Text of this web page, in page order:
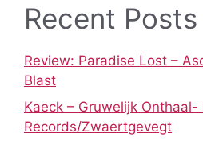
Recent Posts
Review: Paradise Lost –
Blast
Kaeck – Gruwelijk Onthaal-
Records/Zwaertgevegt